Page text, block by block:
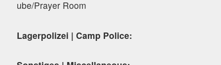
ube/Prayer Room
Lagerpolizei | Camp Police: